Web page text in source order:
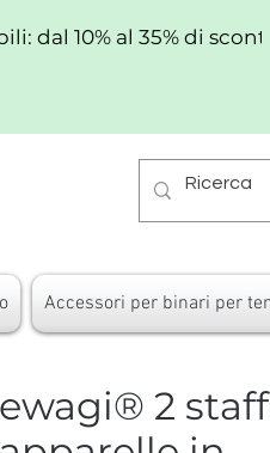
dal 10% al 35% di
Accessori per binari per
2